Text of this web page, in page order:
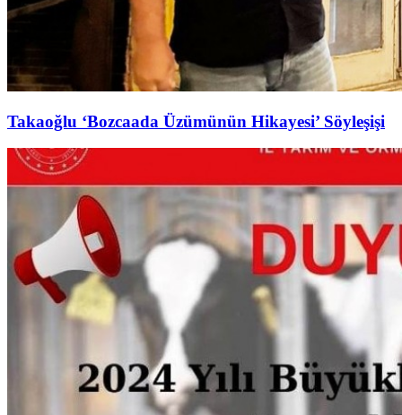
Takaoğlu ‘Bozcaada Üzümünün Hikayesi’ Söyleşişi